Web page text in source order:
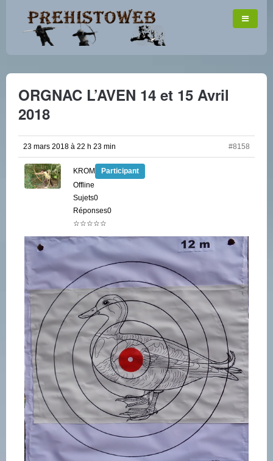
ORGNAC L’AVEN 14 et 15 Avril
2018
23 mars 2018 à 22 h 23 min #8158
KROM
Participant
Offline
Sujets0
Réponses0
☆☆☆☆☆